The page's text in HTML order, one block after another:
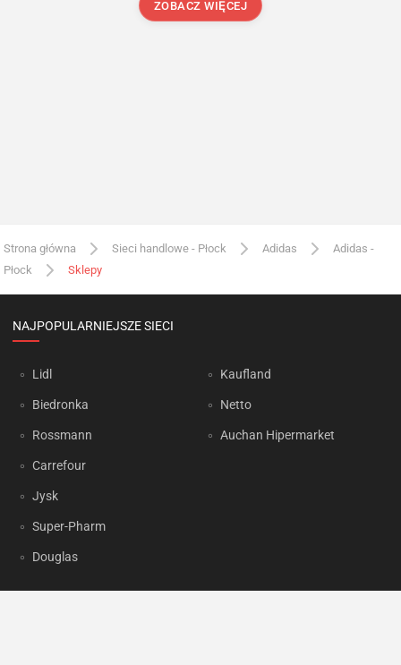
ZOBACZ WIĘCEJ
Strona główna Sieci handlowe - Płock Adidas
Adidas -
Płock
Sklepy
NAJPOPULARNIEJSZE SIECI
Lidl
Biedronka
Rossmann
Carrefour
Jysk
Super-Pharm
Douglas
Kaufland
Netto
Auchan Hipermarket